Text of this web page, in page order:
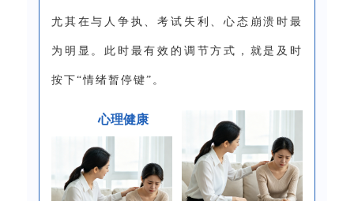
尤其在与人争执、考试失利、心态崩溃时最
为明显。此时最有效的调节方式，就是及时
按下“情绪暂停键”。
心理健康